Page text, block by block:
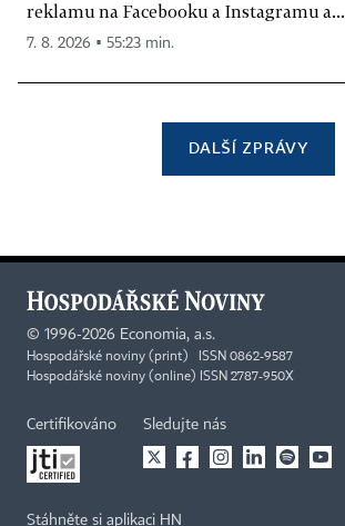
reklamu na Facebooku a Instagramu a...
7. 8. 2026 ▪ 55:23 min.
DALŠÍ ZPRÁVY
© 1996-2026 Economia, a.s.
Hospodářské noviny (print) ISSN 0862-9587
Hospodářské noviny (online) ISSN 2787-950X
Certifikováno Sledujte nás
Stáhněte si aplikaci HN